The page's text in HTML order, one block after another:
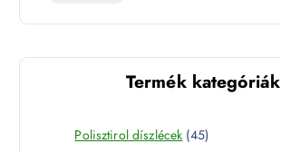
Termék kategóriák
Polisztirol díszlécek 454